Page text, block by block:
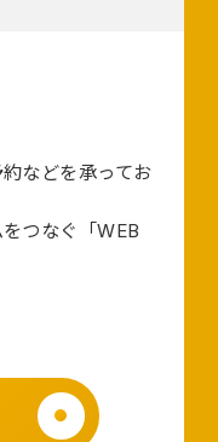
などを承ってお
つなぐ
「WEB